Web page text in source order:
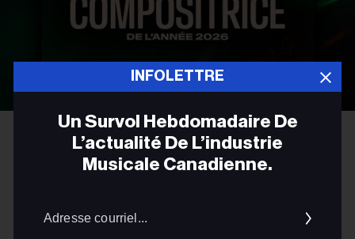
INFOLETTRE
Un Survol Hebdomadaire De
L’actualité De L’industrie
Musicale Canadienne.
Présentation du prix Billboard